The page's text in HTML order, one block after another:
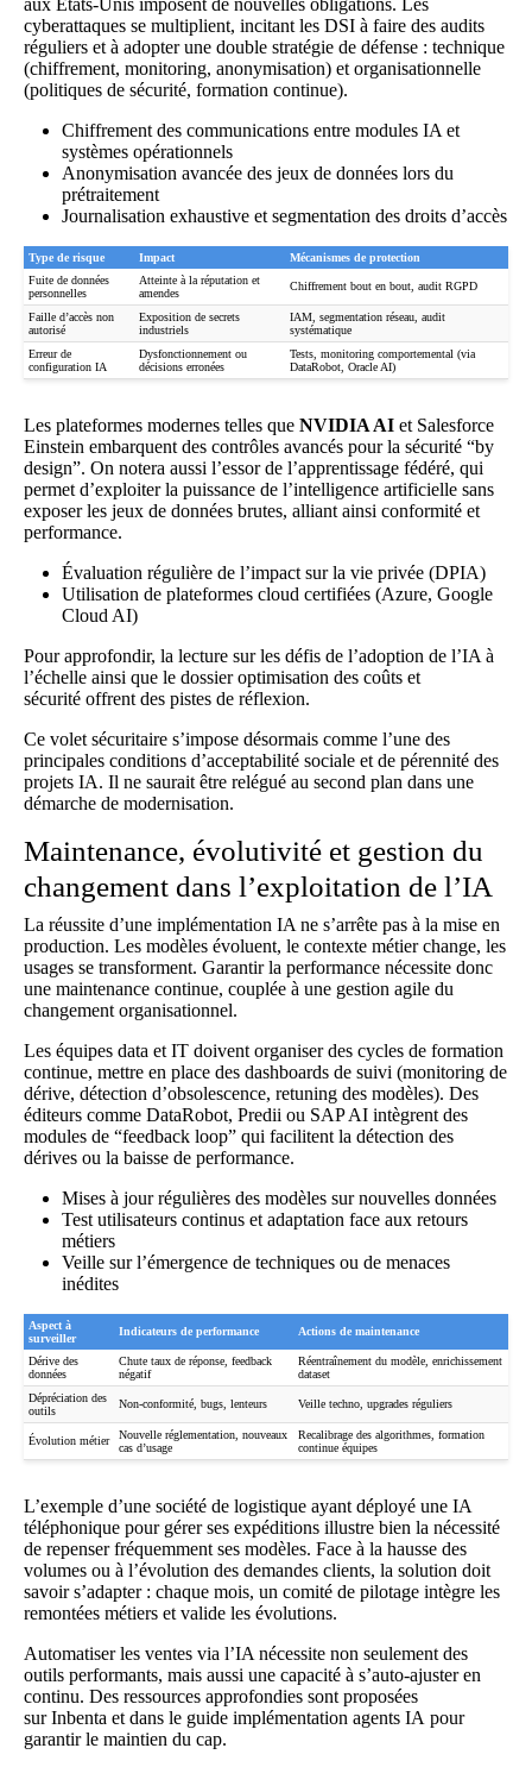
cyberattaques se multiplient, incitant les DSI à faire des audits
réguliers et à adopter une double stratégie de défense : technique
(chiffrement, monitoring, anonymisation) et organisationnelle
(politiques de sécurité, formation continue).
Chiffrement des communications entre modules IA et
systèmes opérationnels
Anonymisation avancée des jeux de données lors du
prétraitement
Journalisation exhaustive et segmentation des droits d’accès
Type de risque Impact
Mécanismes de protection
Fuite de données
personnelles
Atteinte à la réputation et
amendes
Chiffrement bout en bout, audit RGPD
Faille d’accès non
autorisé
Exposition de secrets
industriels
IAM, segmentation réseau, audit
systématique
Erreur de
configuration IA
Dysfonctionnement ou
décisions erronées
Tests, monitoring comportemental (via
DataRobot, Oracle AI)
Les plateformes modernes telles que NVIDIA AI et Salesforce
Einstein embarquent des contrôles avancés pour la sécurité “by
design”. On notera aussi l’essor de l’apprentissage fédéré, qui
permet d’exploiter la puissance de l’intelligence artificielle sans
exposer les jeux de données brutes, alliant ainsi conformité et
performance.
Évaluation régulière de l’impact sur la vie privée (DPIA)
Utilisation de plateformes cloud certifiées (Azure, Google
Cloud AI)
Pour approfondir, la lecture sur les défis de l’adoption de l’IA à
l’échelle ainsi que le dossieroptimisation des coûts et
sécurité offrent des pistes de réflexion.
Ce volet sécuritaire s’impose désormais comme l’une des
principales conditions d’acceptabilité sociale et de pérennité des
projets IA. Il ne saurait être relégué au second plan dans une
démarche de modernisation.
Maintenance, évolutivité et gestion du
changement dans l’exploitation de l’IA
La réussite d’une implémentation IA ne s’arrête pas à la mise en
production. Les modèles évoluent, le contexte métier change, les
usages se transforment. Garantir la performance nécessite donc
une maintenance continue, couplée à une gestion agile du
changement organisationnel.
Les équipes data et IT doivent organiser des cycles de formation
continue, mettre en place des dashboards de suivi (monitoring de
dérive, détection d’obsolescence, retuning des modèles). Des
éditeurs comme DataRobot, Predii ou SAP AI intègrent des
modules de “feedback loop” qui facilitent la détection des
dérives ou la baisse de performance.
Mises à jour régulières des modèles sur nouvelles données
Test utilisateurs continus et adaptation face aux retours
métiers
Veille sur l’émergence de techniques ou de menaces
inédites
Aspect à
surveiller
Indicateurs de performance Actions de maintenance
Dérive des
données
Chute taux de réponse, feedback
négatif
Réentraînement du modèle, enrichissement
dataset
Dépréciation des
outils
Non-conformité, bugs, lenteurs Veille techno, upgrades réguliers
Évolution métier
Nouvelle réglementation, nouveaux
cas d’usage
Recalibrage des algorithmes, formation
continue équipes
L’exemple d’une société de logistique ayant déployé une IA
téléphonique pour gérer ses expéditions illustre bien la nécessité
de repenser fréquemment ses modèles. Face à la hausse des
volumes ou à l’évolution des demandes clients, la solution doit
savoir s’adapter : chaque mois, un comité de pilotage intègre les
remontées métiers et valide les évolutions.
Automatiser les ventes via l’IA nécessite non seulement des
outils performants, mais aussi une capacité à s’auto-ajuster en
continu. Des ressources approfondies sont proposées
surInbenta et dans le guide implémentation agents IA pour
garantir le maintien du cap.